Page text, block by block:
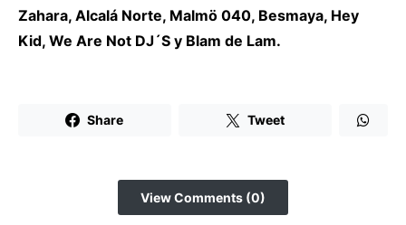
Zahara, Alcalá Norte, Malmö 040, Besmaya, Hey
Kid, We Are Not DJ´S y Blam de Lam.
Share Tweet
View Comments (0)